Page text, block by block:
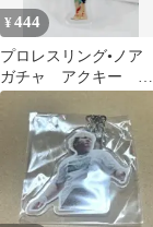
¥444
プロレスリング•ノア
ガチャ アクキー 丸
藤正道